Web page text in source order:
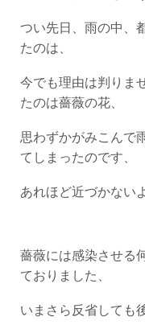
つい先日、雨の中、
たのは、
今でも理由は判りま
たのは薔薇の花、
思わずかがみこんで
てしまったのです、
あれほど近づかない
薔薇には感染させる
ておりました、
いまさら反省しても